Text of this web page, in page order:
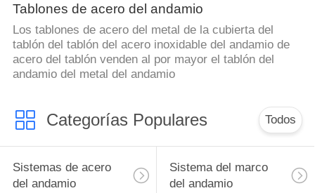
SOBRE
NOSOTROS
LA
FÁBRICA
Tablones de acero del andamio
Los tablones de acero del metal de la cubierta del
tablón del tablón del acero inoxidable del andamio de
acero del tablón venden al por mayor el tablón del
andamio del metal del andamio
Categorías Populares Todos
Sistemas de acero
del andamio
Sistema del marco
del andamio